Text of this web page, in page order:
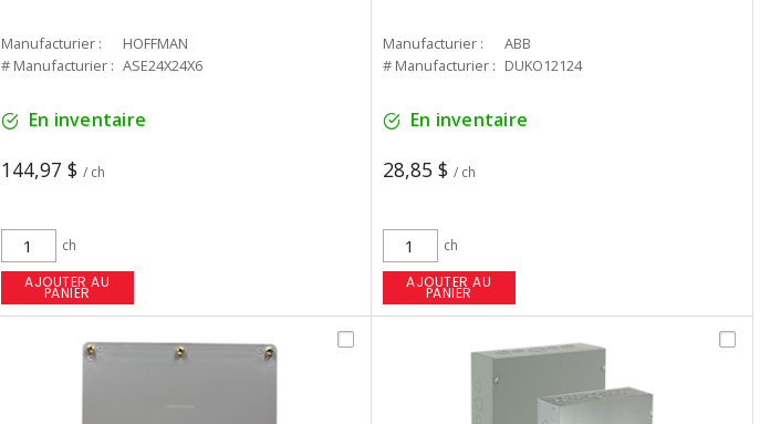
Manufacturier :
HOFFMAN
# Manufacturier : ASE24X24X6
En inventaire
144,97 $ / ch
ch
AJOUTER AU
PANIER
Manufacturier :
ABB
# Manufacturier : DUKO12124
En inventaire
28,85 $ / ch
ch
AJOUTER AU
PANIER